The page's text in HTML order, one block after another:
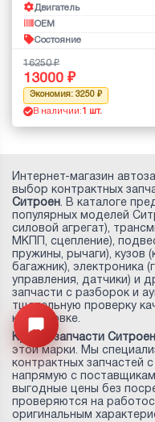
Двигатель
OEM
Состояние
16250
13000
Экономия: 3250
В наличии: 1 шт.
Открыть меню
Интернет-магазин
выбор контрактных
Ситроен. В каталоге
популярных моделей
силовой агрегат),
МКПП, сцепление),
пружины, рычаги), кузов
багажник), электроника
управления, датчики) и
запчасти с разборок и
тщательную проверку
к установке.
Купить запчасти Ситроен
этой марки. Мы
контрактных запчастей
напрямую с
выгодные цены без
проверяются на
оригинальным